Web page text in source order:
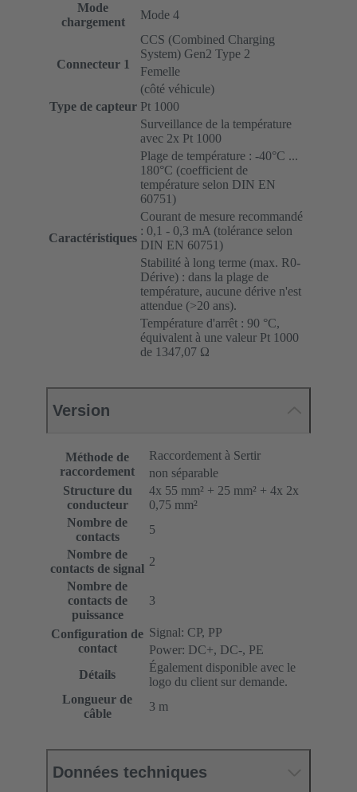
Mode
chargement
Mode 4
Connecteur 1
CCS (Combined Charging
System) Gen2 Type 2
Femelle
(côté véhicule)
Type de capteur Pt 1000
Caractéristiques
Surveillance de la température
avec 2x Pt 1000
Plage de température : -40°C ...
180°C (coefficient de
température selon DIN EN
60751)
Courant de mesure recommandé
: 0,1 - 0,3 mA (tolérance selon
DIN EN 60751)
Stabilité à long terme (max. R0-
Dérive) : dans la plage de
température, aucune dérive n'est
attendue (>20 ans).
Température d'arrêt : 90 °C,
équivalent à une valeur Pt 1000
de 1347,07 Ω
Version
Méthode de
raccordement
Raccordement à Sertir
non séparable
Structure du
conducteur
4x 55 mm² + 25 mm² + 4x 2x
0,75 mm²
Nombre de
contacts
5
Nombre de
contacts de signal
2
Nombre de
contacts de
puissance
3
Configuration de
contact
Signal: CP, PP
Power: DC+, DC-, PE
Détails
Également disponible avec le
logo du client sur demande.
Longueur de
câble
3 m
Données techniques